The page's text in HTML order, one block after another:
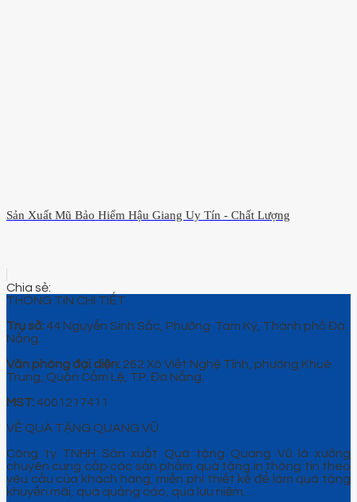
Sản Xuất Mũ Bảo Hiểm Hậu Giang Uy Tín - Chất Lượng
THÔNG TIN CHI TIẾT
Trụ sở: 44 Nguyễn Sinh Sắc, Phường Tam Kỳ, Thành phố Đà
Nẵng.
Văn phòng đại diện: 262 Xô Viết Nghệ Tĩnh, phường Khuê
Trung, Quận Cẩm Lệ, TP. Đà Nẵng.
MST: 4001217411
VỀ QUÀ TẶNG QUANG VŨ
Công ty TNHH Sản xuất Quà tặng Quang Vũ là xưởng
chuyên cung cấp các sản phẩm quà tặng in thông tin theo
yêu cầu của khách hàng, miễn phí thiết kế để làm quà tặng
khuyến mãi, quà quảng cáo, quà lưu niệm…